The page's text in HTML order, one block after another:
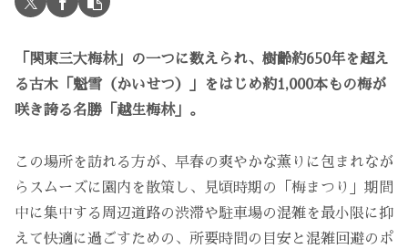
「関東三大梅林」の一つに数えられ、樹齢約650年を超え
る古木「魁雪（かいせつ）」をはじめ約1,000本もの梅が
咲き誇る名勝「越生梅林」。
この場所を訪れる方が、早春の爽やかな薫りに包まれなが
らスムーズに園内を散策し、見頃時期の「梅まつり」期間
中に集中する周辺道路の渋滞や駐車場の混雑を最小限に抑
えて快適に過ごすための、所要時間の目安と混雑回避のポ